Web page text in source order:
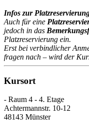
Infos zur
Auch für eine
jedoch in das
Platzreservierung ein.
Erst bei verbindlicher
fragen nach – wird der
Kursort
- Raum 4 - 4. Etage
Achtermannstr. 10-12
48143 Münster